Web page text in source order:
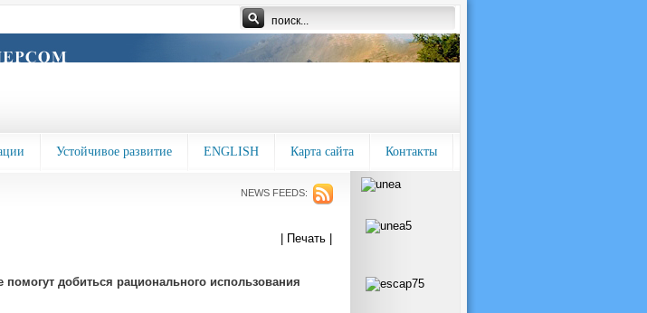
Устойчивое развитие ENGLISH Карта сайта Контакты
NEWS FEEDS:
| Печать |
добиться рационального использования